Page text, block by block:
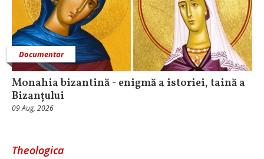
Documentar
Monahia bizantină - enigmă a istoriei, taină a
Bizanțului
09 Aug, 2026
Theologica